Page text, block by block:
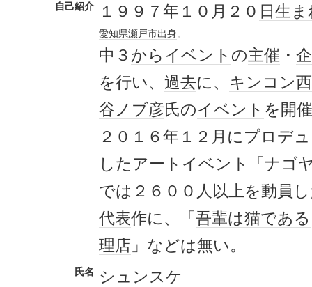
自己紹介 １９９７年１０月２０ 日生
愛知県瀬戸市出身。
中３ から イベント の主催 ・
を行い、 過去に、 キンコン
谷ノブ彦氏のイベント を開
２０１６年１２月にプロデ
した アート イベント 「 ナゴ
では２６００人以上を動員
代表作に、「 吾輩は猫である
理店 」などは無い。
氏名 シュンスケ